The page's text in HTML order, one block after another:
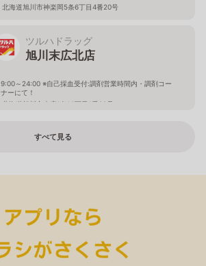
北海道旭川市神楽岡5条6丁目4番20号
ツルハドラッグ
旭川末広北店
9:00～24:00 ※自己採血受付:調剤営業時間内・調剤コー
ナーにて！
北海道旭川市末広1条10丁目1番20号
すべて見る